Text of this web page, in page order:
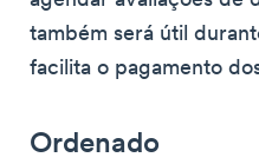
também será útil
facilita o pagamento
Ordenado